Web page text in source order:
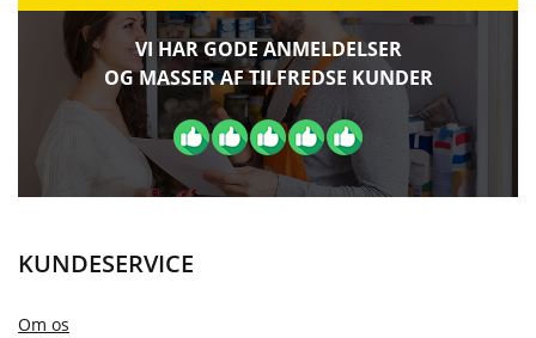
VI HAR GODE ANMELDELSER
OG MASSER AF TILFREDSE KUNDER
KUNDESERVICE
Om os